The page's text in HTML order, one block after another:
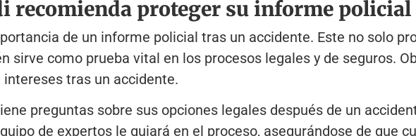
recomienda proteger su informe policial
de un informe policial tras un accidente. Este no solo
sirve como prueba vital en los procesos legales y de seguros.
tras un accidente.
preguntas sobre sus opciones legales después de un
de expertos le guiará en el proceso, asegurándose de que